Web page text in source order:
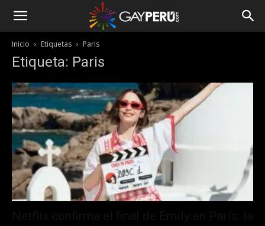
Inicio Etiquetas Paris
Etiqueta: Paris